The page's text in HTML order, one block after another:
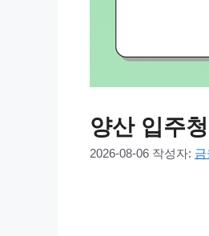
양산 입주
2026-08-06 작성자: